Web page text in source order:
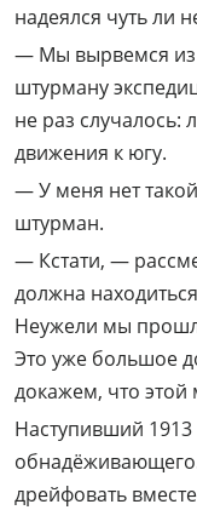
надеялся чуть ли
— Мы вырвемся из
штурману
не раз случалось:
движения к югу.
— У меня нет
штурман.
— Кстати, —
должна
Неужели мы
Это уже большое
докажем, что
Наступивший
дрейфовать